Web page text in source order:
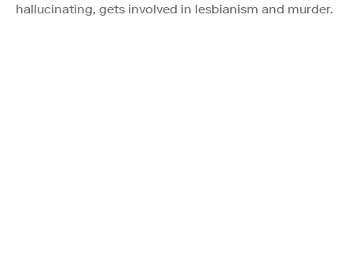
hallucinating, gets involved in lesbianism and murder.